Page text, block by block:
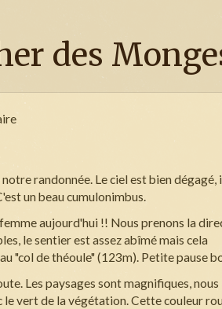
des
randonnée. Le ciel est bien dégagé,
un beau cumulonimbus.
aujourd'hui !! Nous prenons la
le sentier est assez abîmé mais cela
"col de théoule" (123m). Petite pause
Les paysages sont magnifiques, nous
le vert de la végétation.Cette couleur